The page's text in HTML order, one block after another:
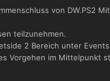
von DW.PS2
teilzunehmen.
2 Bereich unter
Vorgehen im Mittelpunkt